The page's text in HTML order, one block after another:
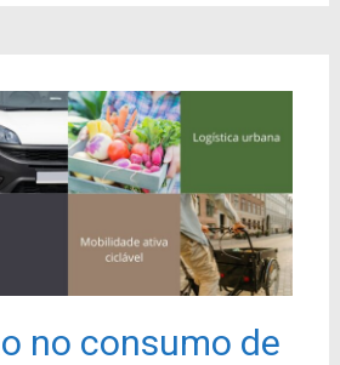
no consumo de